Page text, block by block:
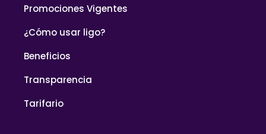
Promociones Vigentes
¿Cómo usar ligo?
Beneficios
Transparencia
Tarifario